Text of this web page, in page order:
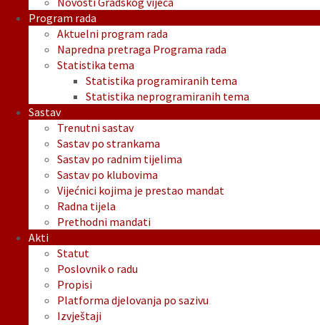
Program rada
Aktuelni program rada
Napredna pretraga Programa rada
Statistika tema
Statistika programiranih tema
Statistika neprogramiranih tema
Sastav
Trenutni sastav
Sastav po strankama
Sastav po radnim tijelima
Sastav po klubovima
Vijećnici kojima je prestao mandat
Radna tijela
Prethodni mandati
Akti
Statut
Poslovnik o radu
Propisi
Platforma djelovanja po sazivu
Izvještaji